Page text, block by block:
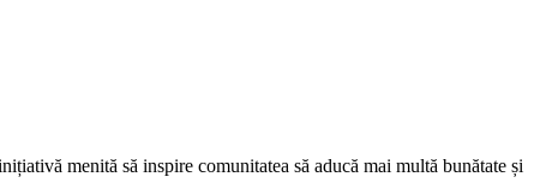
menită să inspire comunitatea să aducă mai multă bunătate și